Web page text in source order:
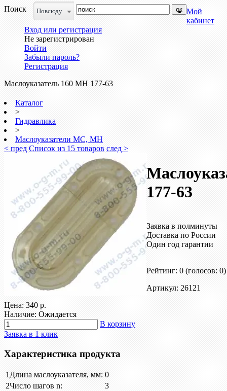
Поиск
Повсюду
Мой
кабинет
Вход или регистрация
Не зарегистрирован
Войти
Забыли пароль?
Регистрация
Маслоуказатель 160 МН 177-63
Каталог
>
Гидравлика
>
Маслоуказатели МС, МН
< пред Список из 15 товаров след >
177-63
Заявка в полминуты
Доставка по России
Один год гарантии
Рейтинг: 0 (голосов: 0)
Артикул: 26121
Цена: 340 р.
Наличие: Ожидается
В корзину
Заявка в 1 клик
Характеристика продукта
1 Длина маслоуказателя, мм: 0
2Число шагов n:
3